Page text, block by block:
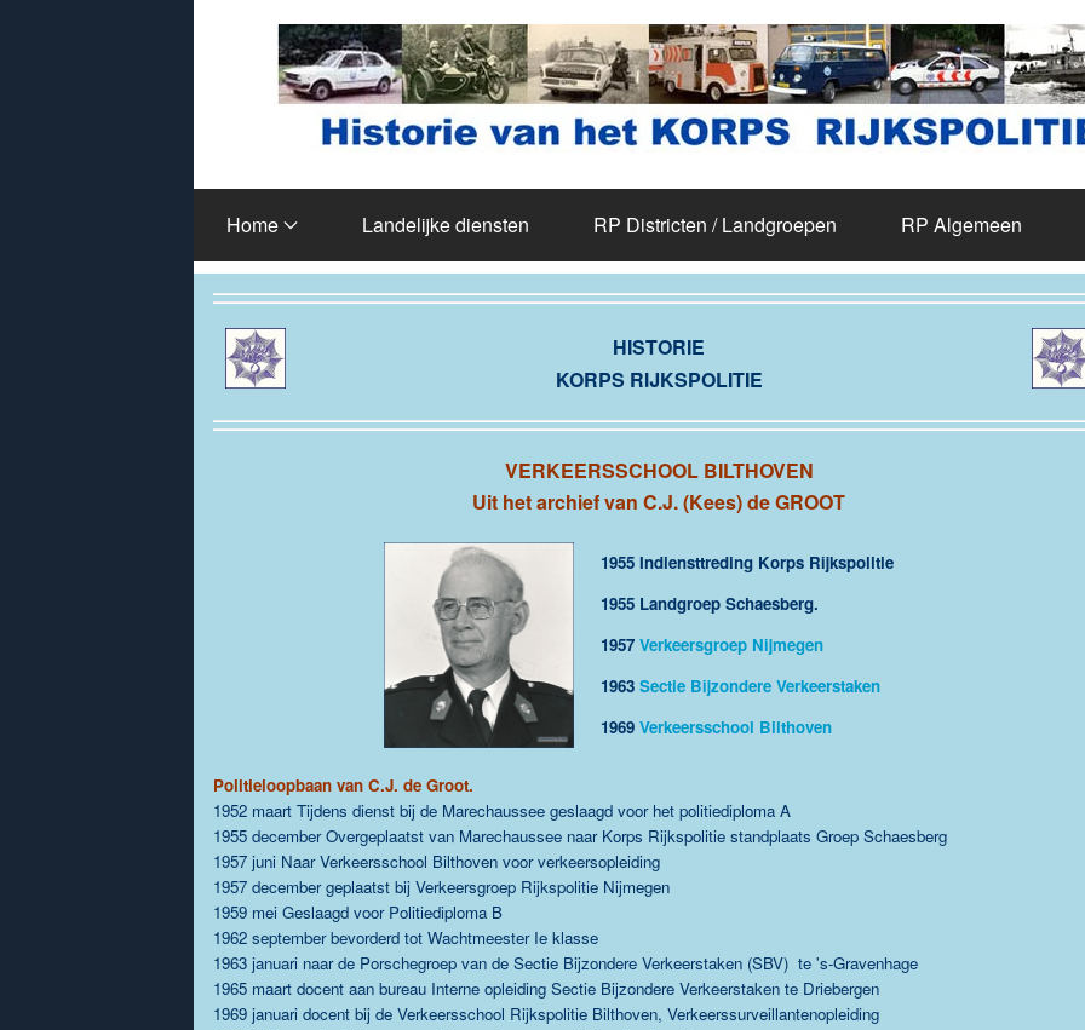
Home Landelijke diensten RP Districten / Landgroepen RP Algemeen
HISTORIE
KORPS RIJKSPOLITIE
VERKEERSSCHOOL BILTHOVEN
Uit het archief van C.J. (Kees) de GROOT
1955 Indiensttreding Korps Rijkspolitie
1955 Landgroep Schaesberg.
1957 Verkeersgroep Nijmegen
1963 Sectie Bijzondere Verkeerstaken
1969 Verkeersschool Bilthoven
Politieloopbaan van C.J. de Groot.
1952 maart Tijdens dienst bij de Marechaussee geslaagd voor het politiediploma A
1955 december Overgeplaatst van Marechaussee naar Korps Rijkspolitie standplaats Groep Schaesberg
1957 juni Naar Verkeersschool Bilthoven voor verkeersopleiding
1957 december geplaatst bij Verkeersgroep Rijkspolitie Nijmegen
1959 mei Geslaagd voor Politiediploma B
1962 september bevorderd tot Wachtmeester Ie klasse
1963 januari naar de Porschegroep van de Sectie Bijzondere Verkeerstaken (SBV) te 's-Gravenhage
1965 maart docent aan bureau Interne opleiding Sectie Bijzondere Verkeerstaken te Driebergen
1969 januari docent bij de Verkeersschool Rijkspolitie Bilthoven, Verkeerssurveillantenopleiding